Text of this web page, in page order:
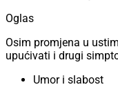
Oglas
Osim promjena u
upućivati i drugi
Umor i slabost